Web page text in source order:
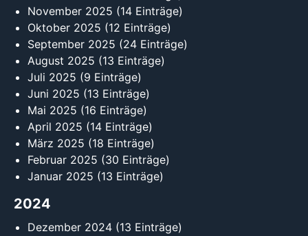
November 2025 (14 Einträge)
Oktober 2025 (12 Einträge)
September 2025 (24 Einträge)
August 2025 (13 Einträge)
Juli 2025 (9 Einträge)
Juni 2025 (13 Einträge)
Mai 2025 (16 Einträge)
April 2025 (14 Einträge)
März 2025 (18 Einträge)
Februar 2025 (30 Einträge)
Januar 2025 (13 Einträge)
2024
Dezember 2024 (13 Einträge)